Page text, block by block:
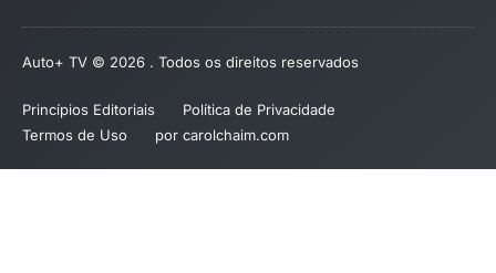
Auto+ TV © 2026 . Todos os direitos reservados
Princípios Editoriais
Política de Privacidade
Termos de Uso
por carolchaim.com